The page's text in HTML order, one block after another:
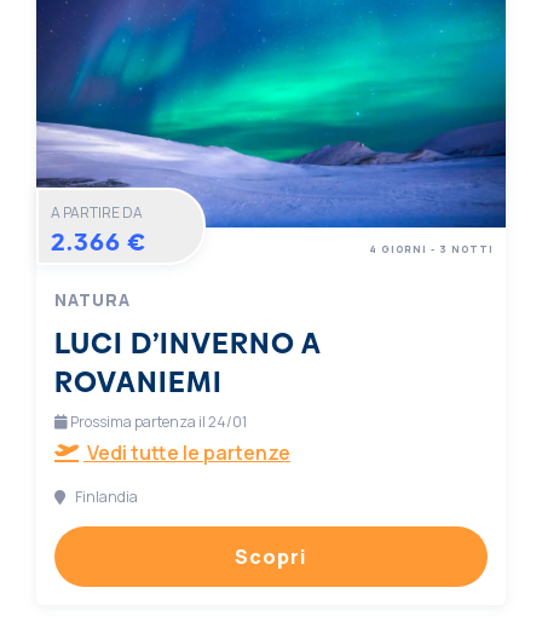
A PARTIRE DA
2.366 €
NATURA
LUCI D’INVERNO A
ROVANIEMI
4 GIORNI - 3 NOTTI
Prossima partenza il 24/01
Vedi tutte le partenze
Finlandia
Scopri